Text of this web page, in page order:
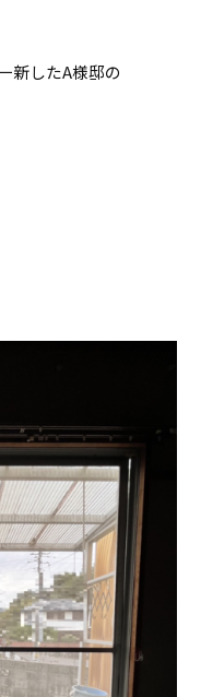
新したA様邸の